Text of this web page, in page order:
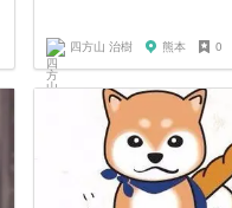
四方山 治樹 熊本 0